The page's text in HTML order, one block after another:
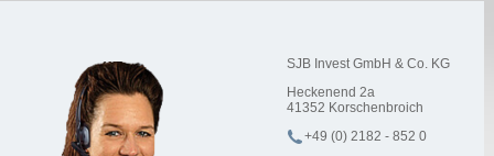
SJB Invest GmbH & Co. KG
Heckenend 2a
41352 Korschenbroich
+49 (0) 2182 - 852 0